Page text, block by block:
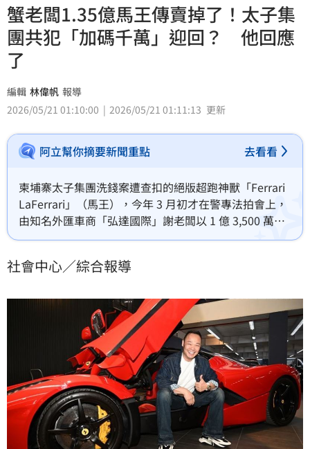
蟹老闆1.35億馬王傳賣掉了！太子集
團共犯「加碼千萬」迎回？ 他回應
了
編輯 林偉帆 報導
2026/05/21 01:10:00
2026/05/21 01:11:13 更新
阿立幫你摘要新聞重點 去看看
柬埔寨太子集團洗錢案遭查扣的絕版超跑神獸「Ferrari
LaFerrari」（馬王），今年 3 月初才在警專法拍會上，
由知名外匯車商「弘達國際」謝老闆以 1 億 3,500 萬元
天價震撼標下。不料，屁股還沒坐熱，近日超跑圈內驚
竟是先前涉嫌協助太子集團「賣車脫產」遭到檢警調
這場交易隨即引發外界高度聯想。
社會中心／綜合報導